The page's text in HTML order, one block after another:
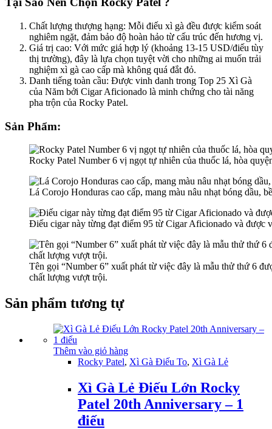
Chất lượng thượng hạng: Mỗi điếu xì gà đều được kiểm soát
nghiêm ngặt, đảm bảo độ hoàn hảo từ cấu trúc đến hương vị.
Giá trị cao: Với mức giá hợp lý (khoảng 13-15 USD/điếu tùy
thị trường), đây là lựa chọn tuyệt vời cho những ai muốn trải
nghiệm xì gà cao cấp mà không quá đắt đỏ.
Danh tiếng toàn cầu: Được vinh danh trong Top 25 Xì Gà
của Năm bởi Cigar Aficionado là minh chứng cho tài năng
pha trộn của Rocky Patel.
Sản Phẩm:
Rocky Patel Number 6 vị ngọt tự nhiên của thuốc lá, hòa
Lá Corojo Honduras cao cấp, mang màu nâu nhạt bóng dầu,
Điếu cigar này từng đạt điểm 95 từ Cigar Aficionado và được
Tên gọi “Number 6” xuất phát từ việc đây là mẫu thử thứ 6
chất lượng vượt trội.
Sản phẩm tương tự
Thêm vào giỏ hàng
Rocky Patel, Xì Gà Điếu To, Xì Gà Lẻ
Xì Gà Lẻ Điếu Lớn Rocky
Patel 20th Anniversary – 1
điếu